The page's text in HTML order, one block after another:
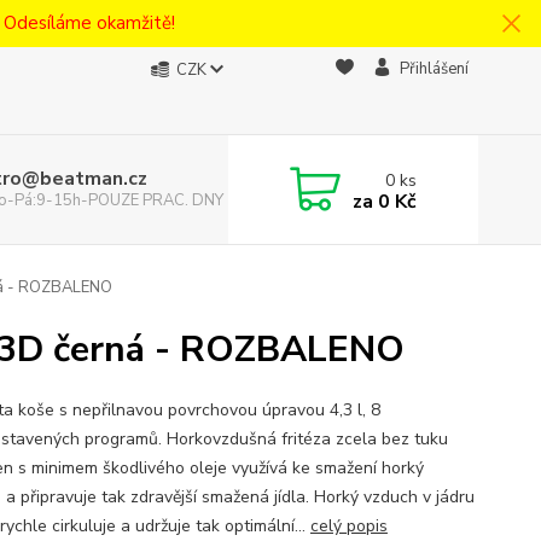
okamžitě!
CZK Přihlášení
Pá:9-15h-POUZE PRAC. DNY
0ks
za 0 Kč
ROZBALENO
černá - ROZBALENO
koše s nepřilnavou povrchovou úpravou 4,3 l, 8
programů. Horkovzdušná fritéza zcela bez tuku
s minimem škodlivého oleje využívá ke smažení horký
a připravuje tak zdravější smažená jídla. Horký vzduch v jádru
cirkuluje a udržuje tak optimální... celý popis